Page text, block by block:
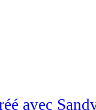
avec